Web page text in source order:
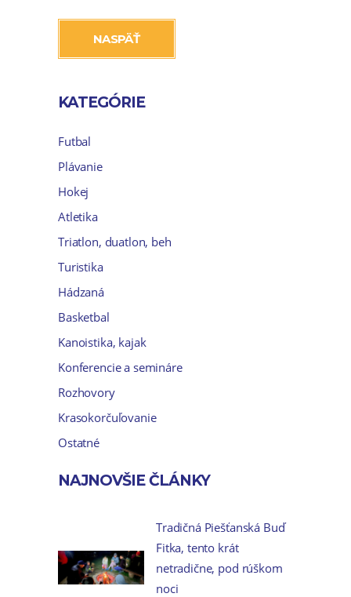
NASPÄŤ
KATEGÓRIE
Futbal
Plávanie
Hokej
Atletika
Triatlon, duatlon, beh
Turistika
Hádzaná
Basketbal
Kanoistika, kajak
Konferencie a semináre
Rozhovory
Krasokorčuľovanie
Ostatné
NAJNOVŠIE ČLÁNKY
Tradičná Piešťanská Buď
Fitka, tento krát
netradične, pod rúškom
noci